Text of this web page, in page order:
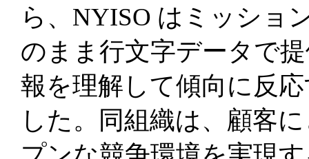
ら、NYISO はミッショ
のまま行文字データで
報を理解して傾向に反
した。同組織は、顧客